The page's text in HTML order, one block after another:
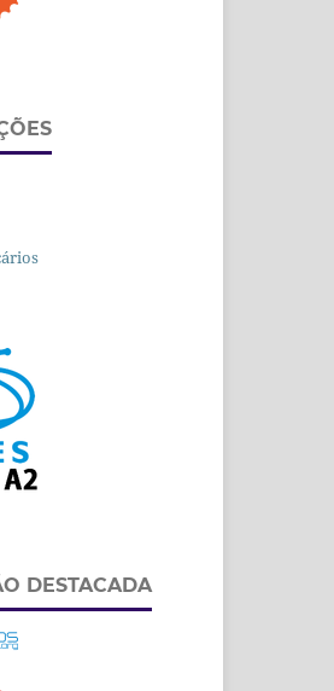
DESTACADA